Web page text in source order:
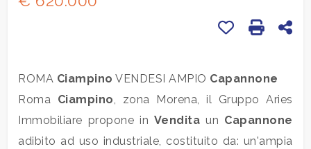
Preferiti: Cod.
ROMA Ciampino VENDESI AMPIO Capannone
Roma Ciampino, zona Morena, il Gruppo Aries
Immobiliare propone in Vendita un Capannone
adibito ad uso industriale, costituito da: un'ampia
Commerciali
Industriali